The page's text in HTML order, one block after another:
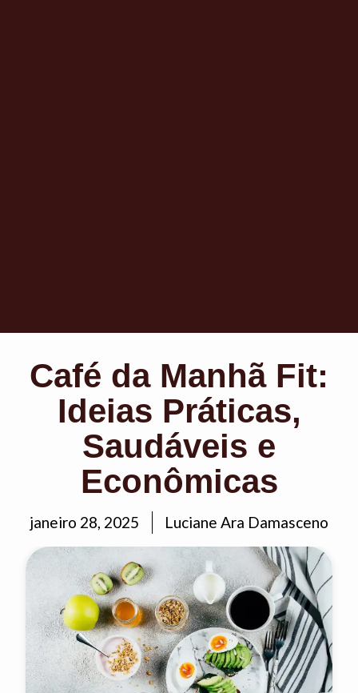
Café da Manhã Fit:
Ideias Práticas,
Saudáveis e
Econômicas
janeiro 28, 2025 Luciane Ara Damasceno